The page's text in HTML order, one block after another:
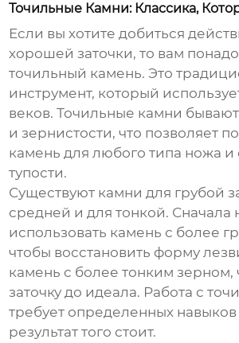
Точильные Камни: Классика,
Если вы хотите добиться
хорошей заточки, то вам
точильный камень. Это
инструмент, который
веков. Точильные камни
и зернистости, что позволяет
камень для любого типа ножа и
тупости.
Существуют камни для грубой
средней и для тонкой. Сначала
использовать камень с более
чтобы восстановить форму
камень с более тонким зерном,
заточку до идеала. Работа с
требует определенных
результат того стоит.